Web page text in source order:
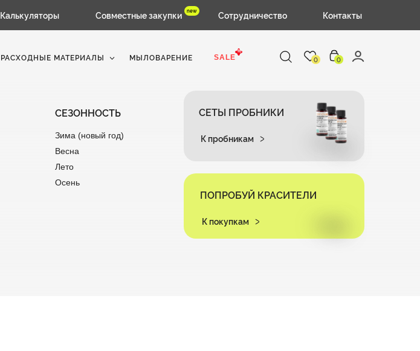
Калькуляторы Сотрудничество Контакты
Совместные закупки new
0 0
SALE
%
РАСХОДНЫЕ МАТЕРИАЛЫ МЫЛОВАРЕНИЕ
СЕЗОННОСТЬ
Осень
Лето
СЕТЫ ПРОБНИКИ
Весна
Зима (новый год) К пробникам
К покупкам
ПОПРОБУЙ КРАСИТЕЛИ